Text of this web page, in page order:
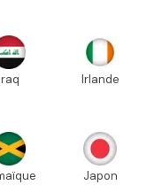
Irlande
Japon